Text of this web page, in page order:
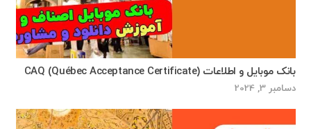
بانک موبایل و اطلاعات CAQ (Québec Acceptance Certificate)
دسامبر 3, 2024